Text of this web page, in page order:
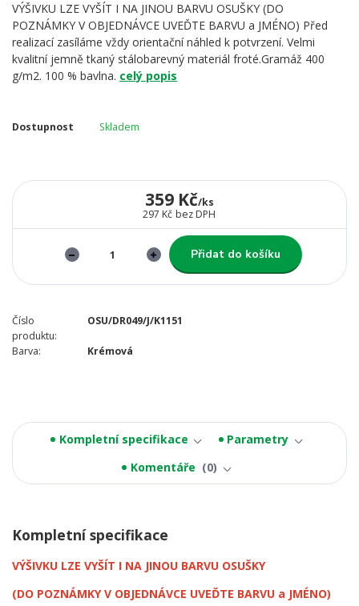
VÝŠIVKU LZE VYŠÍT I NA JINOU BARVU OSUŠKY (DO
POZNÁMKY V OBJEDNÁVCE UVEĎTE BARVU a JMÉNO) Před
realizací zasíláme vždy orientační náhled k potvrzení. Velmi
kvalitní jemně tkaný stálobarevný materiál froté.Gramáž 400
g/m2. 100 % bavlna. celý popis
Dostupnost Skladem
359 Kč/ks
297 Kč bez DPH
Přidat do košíku
Číslo
produktu:
OSU/DR049/J/K1151
Barva: Krémová
Kompletní specifikace
Parametry
Komentáře
0
Kompletní specifikace
VÝŠIVKU LZE VYŠÍT I NA JINOU BARVU OSUŠKY
(DO POZNÁMKY V OBJEDNÁVCE UVEĎTE BARVU a JMÉNO)